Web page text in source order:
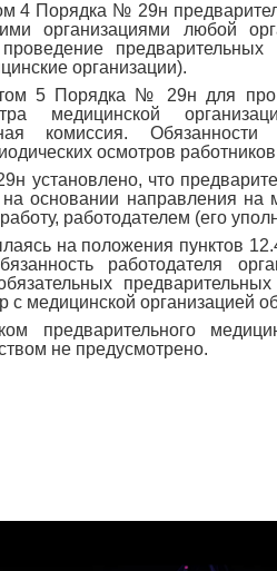
4 Порядка № 29н
организациями любой
предварительных
организации).
5 Порядка № 29н для
медицинской
комиссия.
осмотров
установлено, что
на основании направления на
работодателем (его
на положения пунктов
работодателя
с медицинской организацией
предварительного
не предусмотрено.